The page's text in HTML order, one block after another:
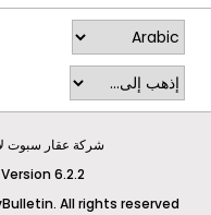
شركة عقار سبوت
Version 6.2.2
All rights reserved.